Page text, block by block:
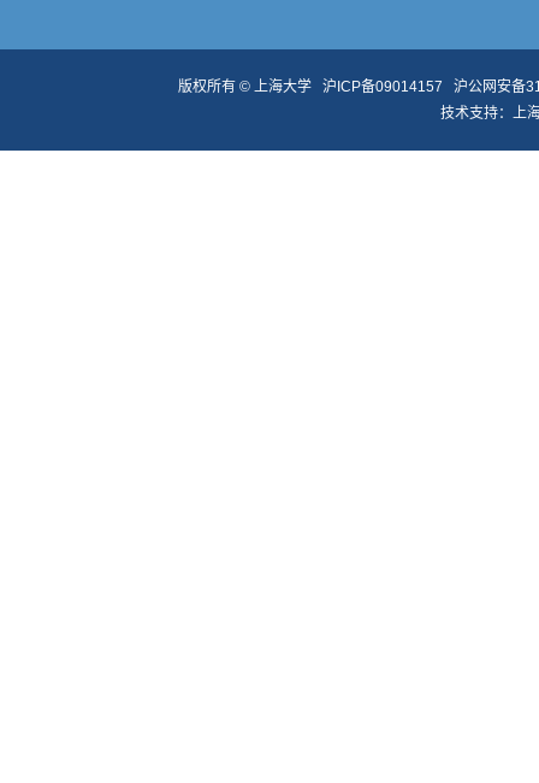
版权所有 © 上海大学 沪ICP备09014157
沪公网安备
技术支持：上